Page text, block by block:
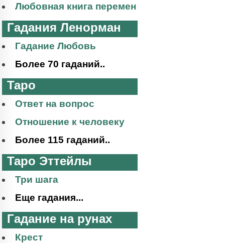
Любовная книга перемен
Гадания Ленорман
Гадание Любовь
Более 70 гаданий..
Таро
Ответ на вопрос
Отношение к человеку
Более 115 гаданий..
Таро Эттейлы
Три шага
Еще гадания...
Гадание на рунах
Крест